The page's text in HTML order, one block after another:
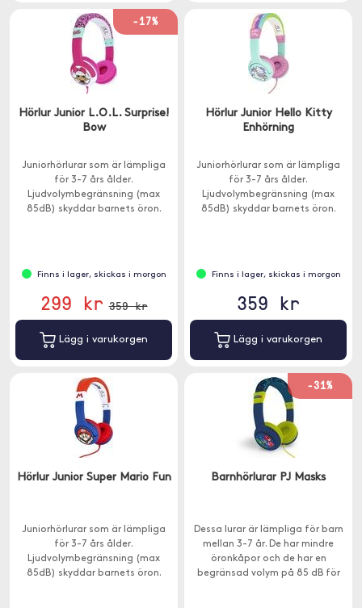
-17%
Hörlur Junior L.O.L. Surprise!
Bow
Juniorhörlurar som är lämpliga
för 3-7 års ålder.
Ljudvolymbegränsning (max
85dB) skyddar barnets öron.
Finns i lager, skickas i morgon
299 kr 359 kr
Lägg i varukorgen
Hörlur Junior Hello Kitty
Enhörning
Juniorhörlurar som är lämpliga
för 3-7 års ålder.
Ljudvolymbegränsning (max
85dB) skyddar barnets öron.
Finns i lager, skickas i morgon
359 kr
Lägg i varukorgen
Hörlur Junior Super Mario Fun
Juniorhörlurar som är lämpliga
för 3-7 års ålder.
Ljudvolymbegränsning (max
85dB) skyddar barnets öron.
-31%
Barnhörlurar PJ Masks
Dessa lurar är lämpliga för barn
mellan 3-7 år. De har mindre
öronkåpor och de har en
begränsad volym på 85 dB för